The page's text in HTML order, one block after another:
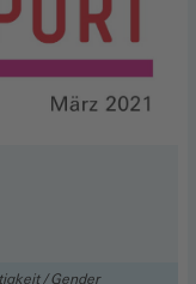
/ Gender